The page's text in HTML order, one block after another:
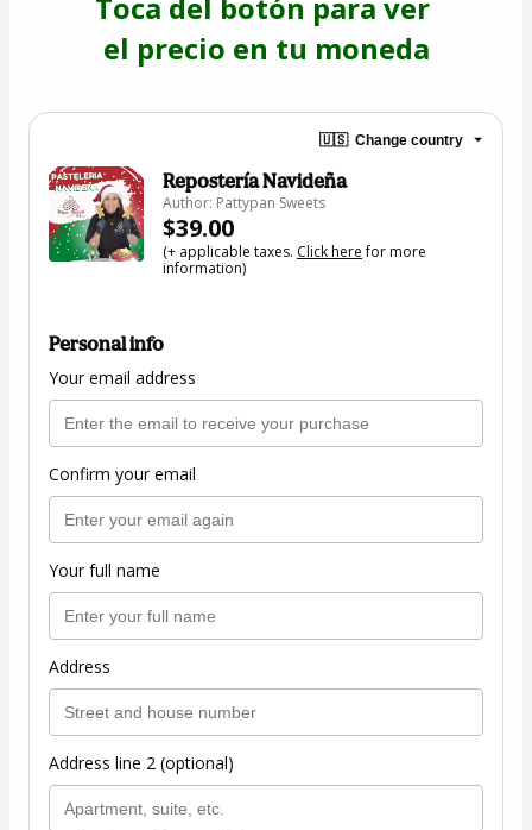
Toca del botón para ver
el precio en tu moneda
🇺🇸 Change country
Repostería Navideña
Author: Pattypan Sweets
$39.00
(+ applicable taxes. Click herefor more
information)
Personal info
Your email address
Confirm your email
Your full name
Address
Address line 2 (optional)